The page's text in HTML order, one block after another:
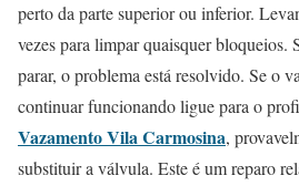
perto da parte superior ou inferior.
vezes para limpar quaisquer bloqueios.
parar, o problema está resolvido. Se o
continuar funcionando ligue para o
Vazamento Vila Carmosina,
substituir a válvula. Este é um reparo